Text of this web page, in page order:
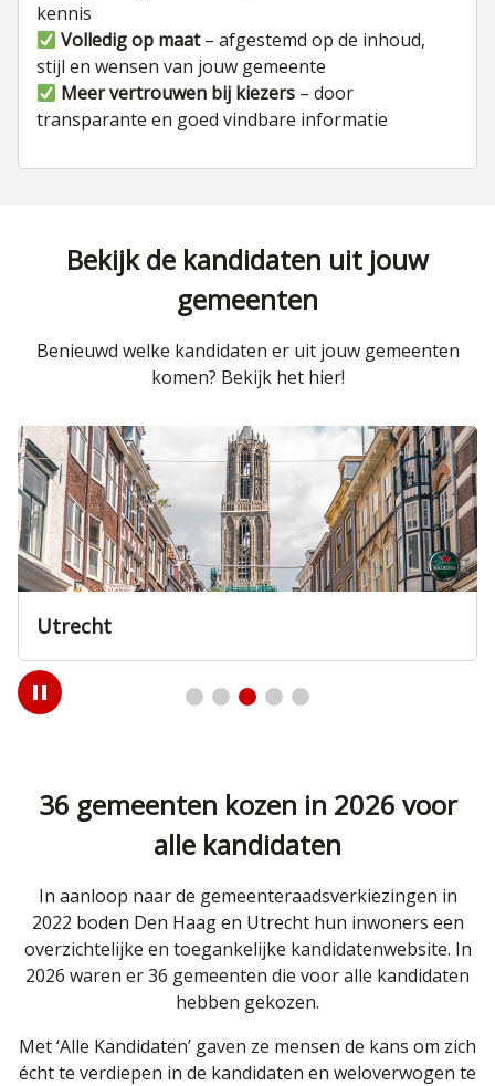
kennis
Volledig op maat– afgestemd op de inhoud,
stijl en wensen van jouw gemeente
Meer vertrouwen bij kiezers – door
transparante en goed vindbare informatie
Bekijk de kandidaten uit jouw
gemeenten
Benieuwd welke kandidaten er uit jouw gemeenten
komen? Bekijk het hier!
Utrecht
Play
/
36 gemeenten kozen in 2026 voor
alle kandidaten
In aanloop naar de gemeenteraadsverkiezingen in
2022 boden Den Haag en Utrecht hun inwoners een
overzichtelijke en toegankelijke kandidatenwebsite. In
2026 waren er 36 gemeenten die voor alle kandidaten
hebben gekozen.
Met ‘Alle Kandidaten’ gaven ze mensen de kans om zich
écht te verdiepen in de kandidaten en weloverwogen te